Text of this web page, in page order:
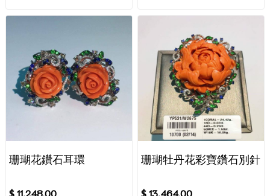
珊瑚花鑽石耳環
$ 11,248.00
珊瑚牡丹花彩寶鑽石別針
$ 13,464.00